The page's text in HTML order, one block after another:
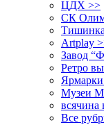
ЦДХ >>
СК
Artplay
Завод
Ретро
Музеи
всячина
Все